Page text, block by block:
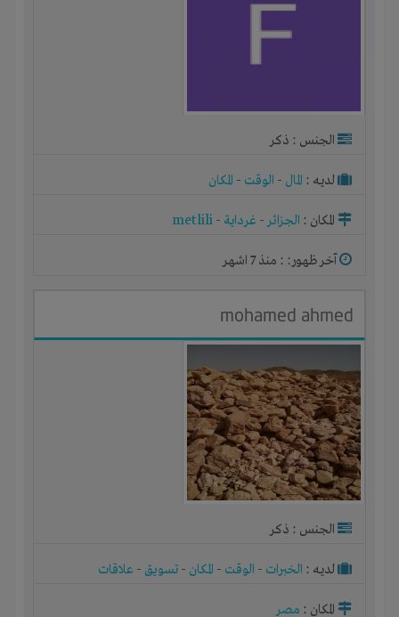
الجنس : ذكر
لديـه : المال - الوقت - المكان
المكان : الجزائر- غرداية -
metlili
آخر ظهور: : منذ 7 اشهر
mohamed ahmed
الجنس : ذكر
لديـه : الخبرات - الوقت - المكان - تسويق - علاقات
المكان : مصر